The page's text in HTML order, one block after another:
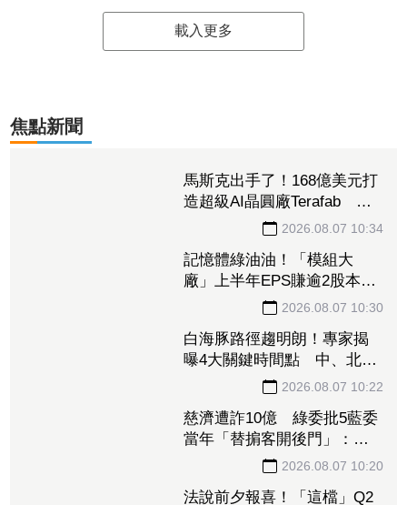
2026.03.31 15:50
馬斯克出手了！168億美元打
造超級AI晶圓廠Terafab 自
建電廠搶攻算力霸權2026.08.07 10:34
記憶體綠油油！「模組大
廠」上半年EPS賺逾2股本重
摔跌停板 華邦電、南亞科
恐止步連5紅
2026.08.07 10:30
白海豚路徑趨明朗！專家揭
曝4大關鍵時間點 中、北部
慎防豪雨強風 2026.08.07 10:22
慈濟遭詐10億 綠委批5藍委
當年「替掮客開後門」：造